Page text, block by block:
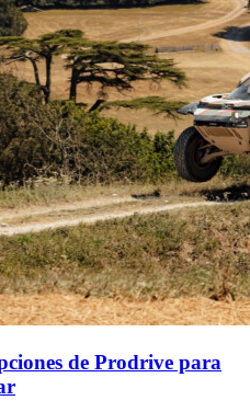
de Prodrive para